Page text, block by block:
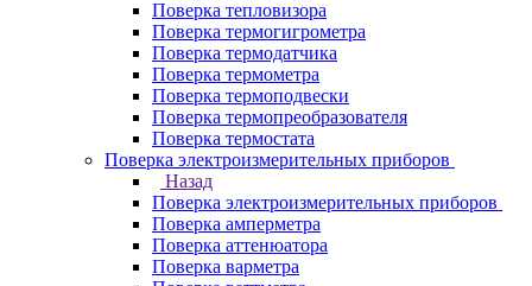
Поверка тепловизора
Поверка термогигрометра
Поверка термодатчика
Поверка термометра
Поверка термоподвески
Поверка термопреобразователя
Поверка термостата
Поверка электроизмерительных приборов
Назад
Поверка электроизмерительных приборов
Поверка амперметра
Поверка аттенюатора
Поверка варметра